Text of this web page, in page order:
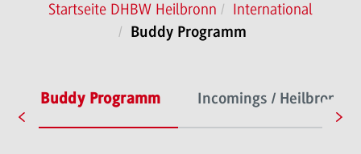
Startseite DHBW Heilbronn International
Buddy Programm
Buddy Programm Incomings / Heilbronn